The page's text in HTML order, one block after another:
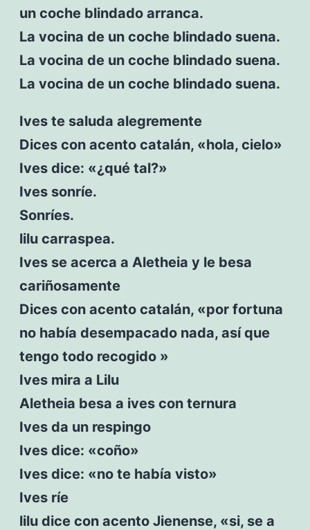
un coche blindado arranca.
La vocina de un coche blindado suena.
La vocina de un coche blindado suena.
La vocina de un coche blindado suena.
Ives te saluda alegremente
Dices con acento catalán, «hola, cielo»
Ives dice: «¿qué tal?»
Ives sonríe.
Sonríes.
lilu carraspea.
Ives se acerca a Aletheia y le besa
cariñosamente
Dices con acento catalán, «por fortuna
no había desempacado nada, así que
tengo todo recogido »
Ives mira a Lilu
Aletheia besa a ives con ternura
Ives da un respingo
Ives dice: «coño»
Ives dice: «no te había visto»
Ives ríe
lilu dice con acento Jienense, «si, se a